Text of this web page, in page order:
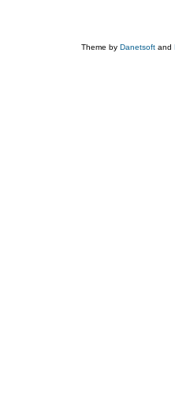
Theme by Danetsoft and